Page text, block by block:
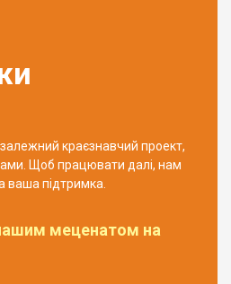
краєзнавчий проект,
Щоб працювати далі, нам
ваша підтримка.
меценатом на